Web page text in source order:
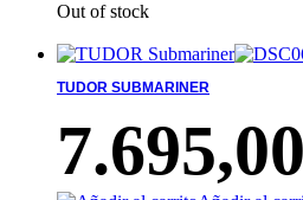
Out of stock
TUDOR SUBMARINER
7.695,00